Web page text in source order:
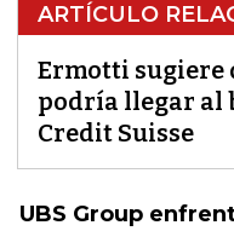
ARTÍCULO
Ermotti sugiere
podría llegar al
Credit Suisse
UBS Group